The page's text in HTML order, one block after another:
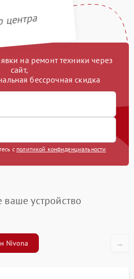
центра
на ремонт техники через
сайт,
бессрочная скидка
с политикой конфиденциальности
ваше устройство
Nivona →